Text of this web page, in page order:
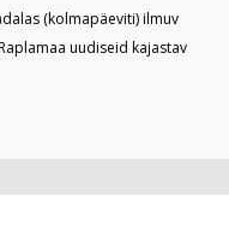
(kolmapäeviti) ilmuv
uudiseid kajastav